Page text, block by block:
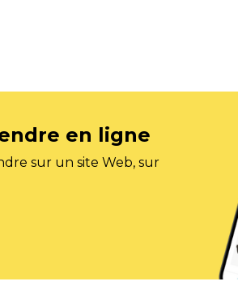
en ligne
sur un site Web, sur